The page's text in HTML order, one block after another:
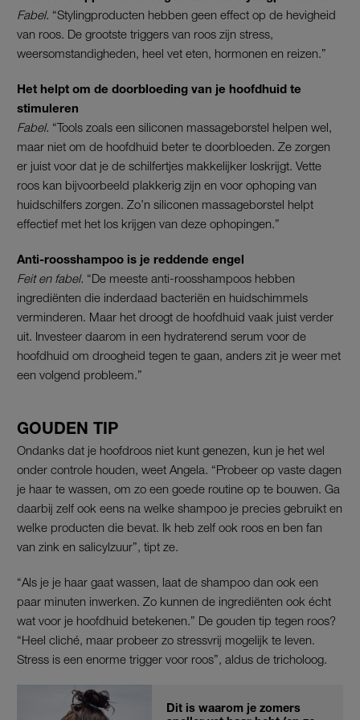
Fabel. “Stylingproducten hebben geen effect op de hevigheid
van roos. De grootste triggers van roos zijn stress,
weersomstandigheden, heel vet eten, hormonen en reizen.”
Het helpt om de doorbloeding van je hoofdhuid te
stimuleren
Fabel. “Tools zoals een siliconen massageborstel helpen wel,
maar niet om de hoofdhuid beter te doorbloeden. Ze zorgen
er juist voor dat je de schilfertjes makkelijker loskrijgt. Vette
roos kan bijvoorbeeld plakkerig zijn en voor ophoping van
huidschilfers zorgen. Zo’n siliconen massageborstel helpt
effectief met het los krijgen van deze ophopingen.”
Anti-roosshampoo is je reddende engel
Feit en fabel. “De meeste anti-roosshampoos hebben
ingrediënten die inderdaad bacteriën en huidschimmels
verminderen. Maar het droogt de hoofdhuid vaak juist verder
uit. Investeer daarom in een hydraterend serum voor de
hoofdhuid om droogheid tegen te gaan, anders zit je weer met
een volgend probleem.”
GOUDEN TIP
Ondanks dat je hoofdroos niet kunt genezen, kun je het wel
onder controle houden, weet Angela. “Probeer op vaste dagen
je haar te wassen, om zo een goede routine op te bouwen. Ga
daarbij zelf ook eens na welke shampoo je precies gebruikt en
welke producten die bevat. Ik heb zelf ook roos en ben fan
van zink en salicylzuur”, tipt ze.
“Als je je haar gaat wassen, laat de shampoo dan ook een
paar minuten inwerken. Zo kunnen de ingrediënten ook écht
wat voor je hoofdhuid betekenen.” De gouden tip tegen roos?
“Heel cliché, maar probeer zo stressvrij mogelijk te leven.
Stress is een enorme trigger voor roos”, aldus de tricholoog.
Dit is waarom je zomers